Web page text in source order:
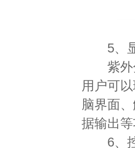
5、显
紫外分
用户可
脑界面
据输出
6、控